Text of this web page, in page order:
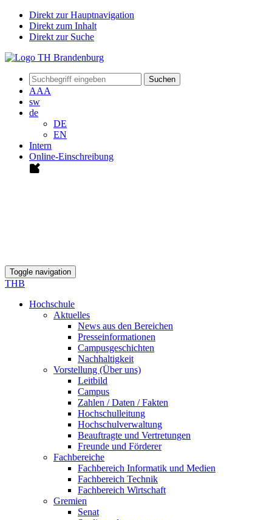
Direkt zur Hauptnavigation
Direkt zum Inhalt
Direkt zur Suche
Suchen
AAA
sw
de
DE
EN
Intern
Online-Einschreibung
Toggle navigation
THB
Hochschule
Aktuelles
News aus den Bereichen
Presseinformationen
Campusgeschichten
Nachhaltigkeit
Vorstellung (Über uns)
Leitbild
Campus
Zahlen / Daten / Fakten
Hochschulleitung
Hochschulverwaltung
Beauftragte und Vertretungen
Freunde und Förderer
Fachbereiche
Fachbereich Informatik und Medien
Fachbereich Technik
Fachbereich Wirtschaft
Gremien
Senat